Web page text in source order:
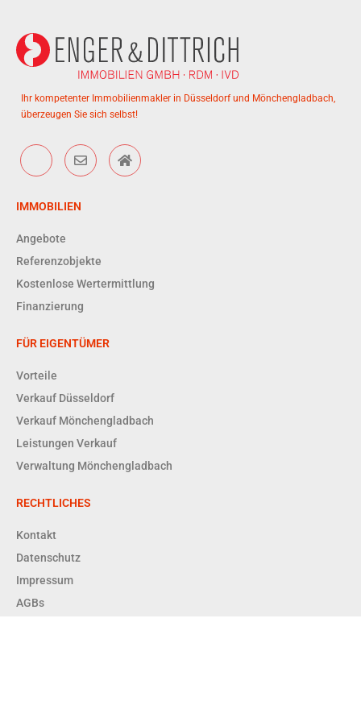
Ihr kompetenter Immobilienmakler in Düsseldorf und Mönchengladbach,
überzeugen Sie sich selbst!
IMMOBILIEN
Angebote
Referenzobjekte
Kostenlose Wertermittlung
Finanzierung
FÜR EIGENTÜMER
Vorteile
Verkauf Düsseldorf
Verkauf Mönchengladbach
Leistungen Verkauf
Verwaltung Mönchengladbach
RECHTLICHES
Kontakt
Datenschutz
Impressum
AGBs